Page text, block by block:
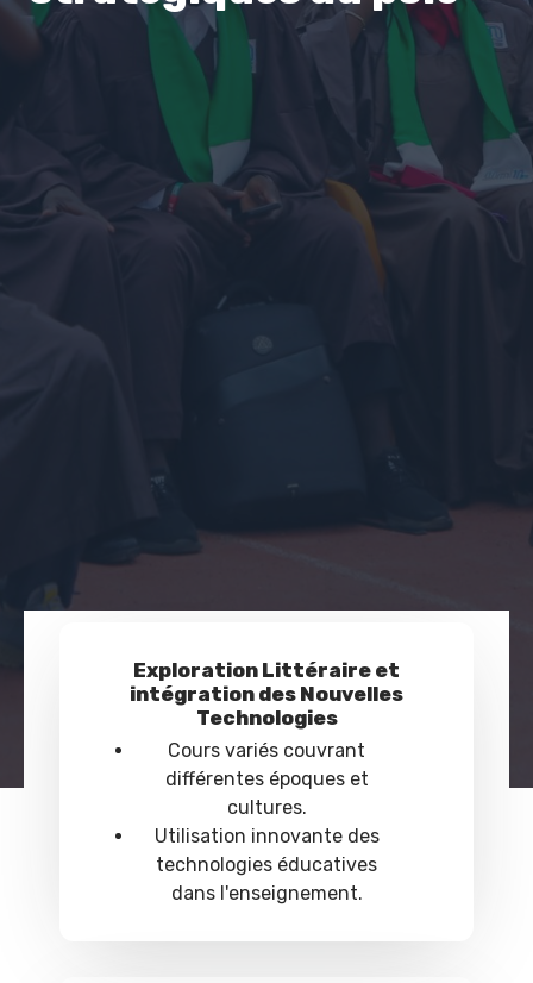
Exploration Littéraire et
intégration des Nouvelles
Technologies
Cours variés couvrant
différentes époques et
cultures.
Utilisation innovante des
technologies éducatives
dans l'enseignement.